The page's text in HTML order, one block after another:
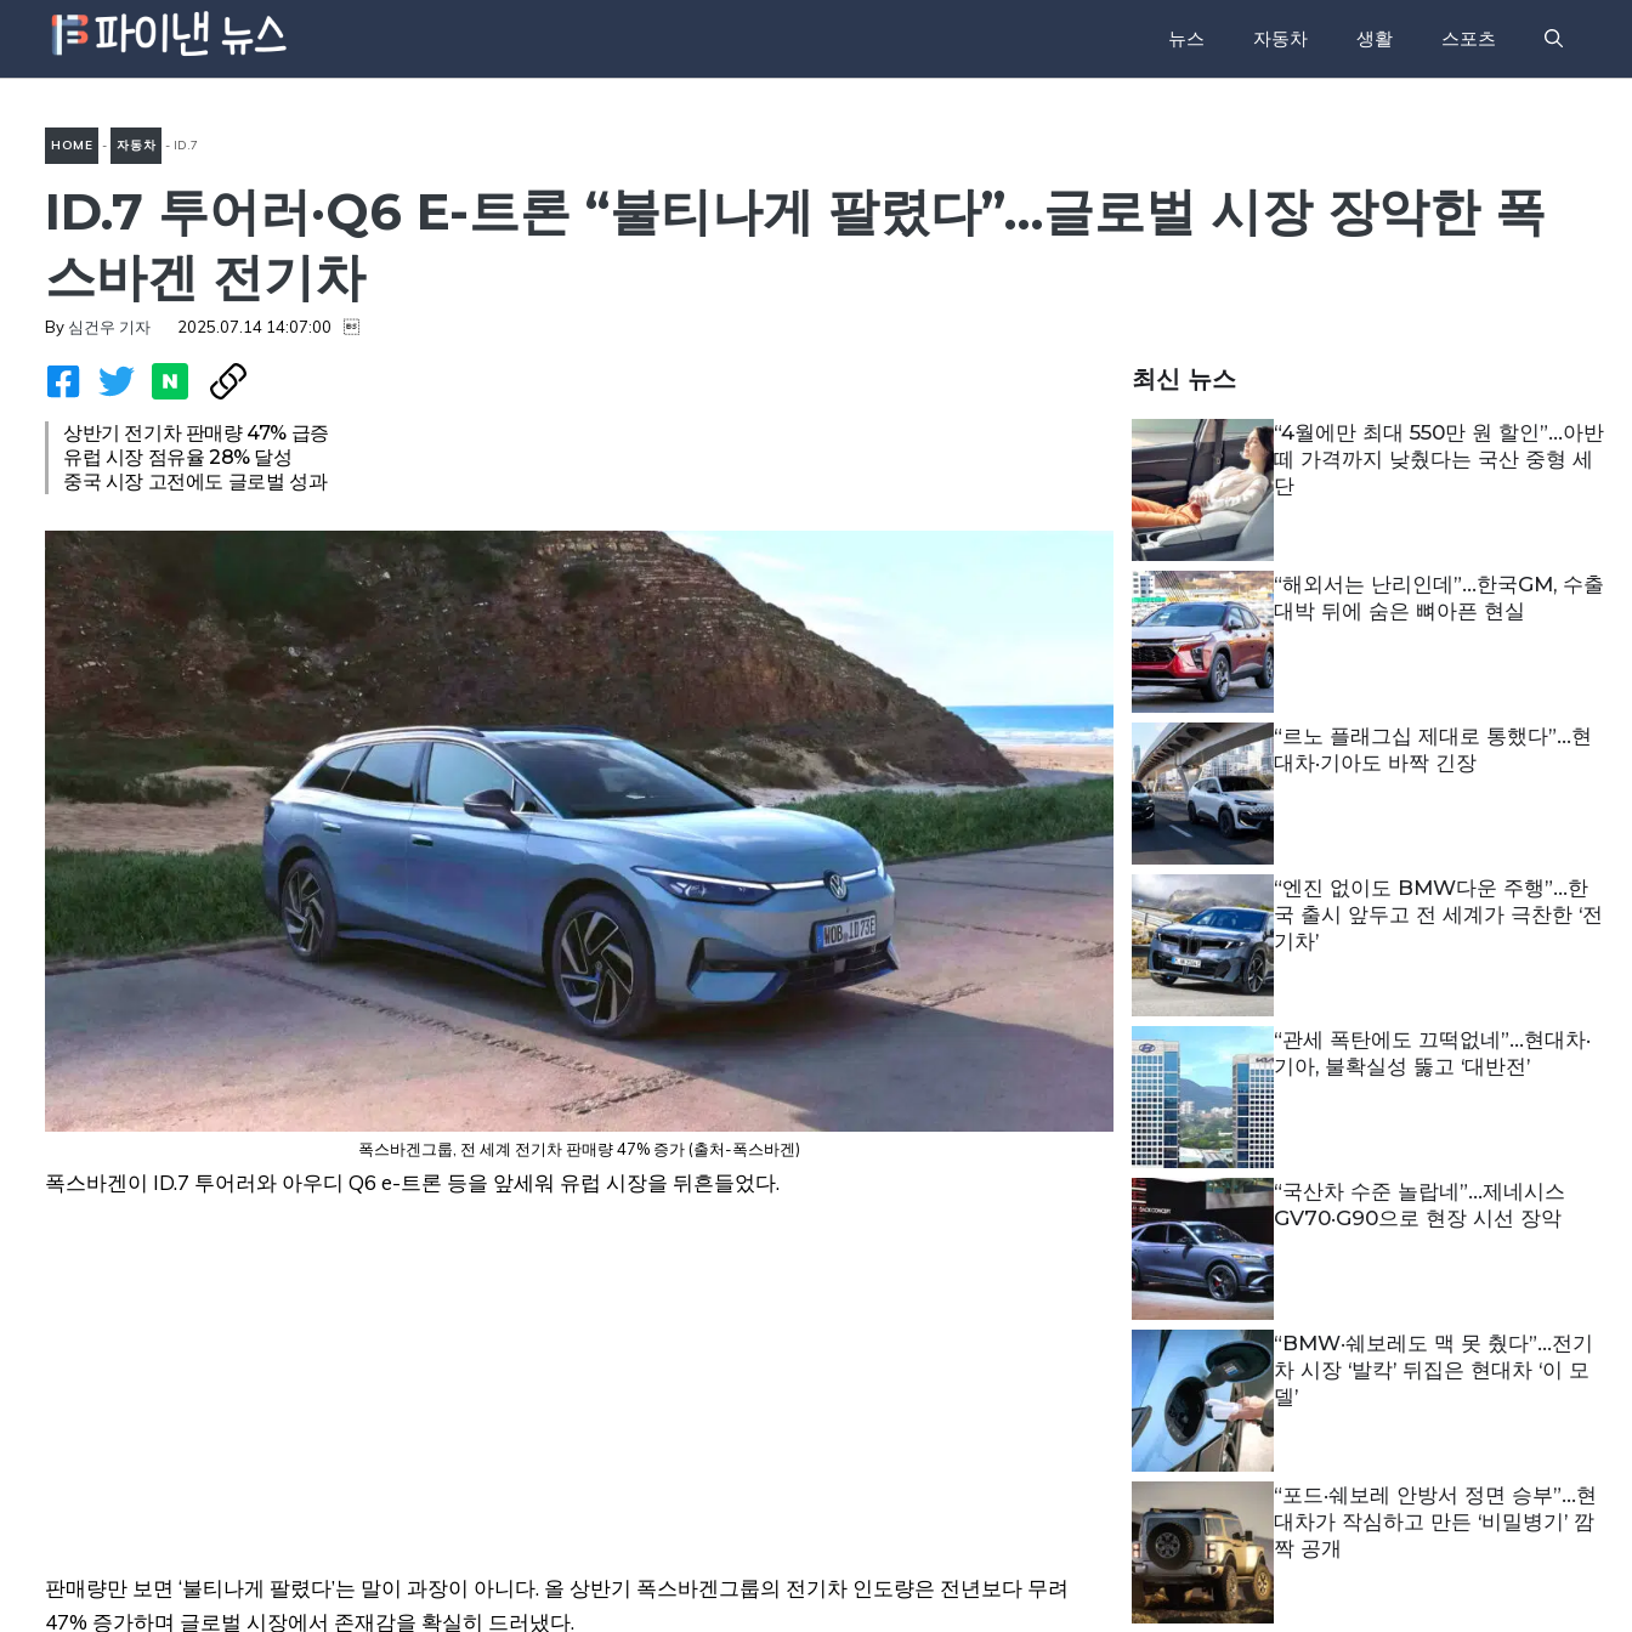
츠
뉴스 자동차 생활 스포츠
HOME - 자동차 - ID.7
투어러·Q6 e-트론 “불티나게
팔렸다”…글로벌 시장 장악한
폭스바겐 전기차
ID.7 투어러·Q6 E-트론 “불티나게 팔렸다”…글로벌 시장 장악한 폭
스바겐 전기차
By 심건우 기자 2025.07.14 14:07:00 
상반기 전기차 판매량 47% 급증
유럽 시장 점유율 28% 달성
중국 시장 고전에도 글로벌 성과
폭스바겐그룹, 전 세계 전기차 판매량 47% 증가 (출처-폭스바겐)
폭스바겐이 ID.7 투어러와 아우디 Q6 e-트론 등을 앞세워 유럽 시장을 뒤흔들었다.
판매량만 보면 ‘불티나게 팔렸다’는 말이 과장이 아니다. 올 상반기 폭스바겐그룹의 전기차 인도량은 전년보다 무려
47% 증가하며 글로벌 시장에서 존재감을 확실히 드러냈다.
최신 뉴스
“4월에만 최대 550만 원 할인”…아반
떼 가격까지 낮췄다는 국산 중형 세
단
“해외서는 난리인데”…한국GM, 수출
대박 뒤에 숨은 뼈아픈 현실
“르노 플래그십 제대로 통했다”…현
대차·기아도 바짝 긴장
“엔진 없이도 BMW다운 주행”…한
국 출시 앞두고 전 세계가 극찬한 ‘전
기차’
“관세 폭탄에도 끄떡없네”…현대차·
기아, 불확실성 뚫고 ‘대반전’
“국산차 수준 놀랍네”…제네시스
GV70·G90으로 현장 시선 장악
“BMW·쉐보레도 맥 못 췄다”…전기
차 시장 ‘발칵’ 뒤집은 현대차 ‘이 모
델’
“포드·쉐보레 안방서 정면 승부”…현
대차가 작심하고 만든 ‘비밀병기’ 깜
짝 공개